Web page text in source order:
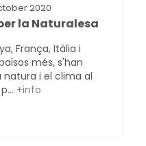
2020
la Naturalesa
França, Itàlia i
més, s'han
i el clima al
+info